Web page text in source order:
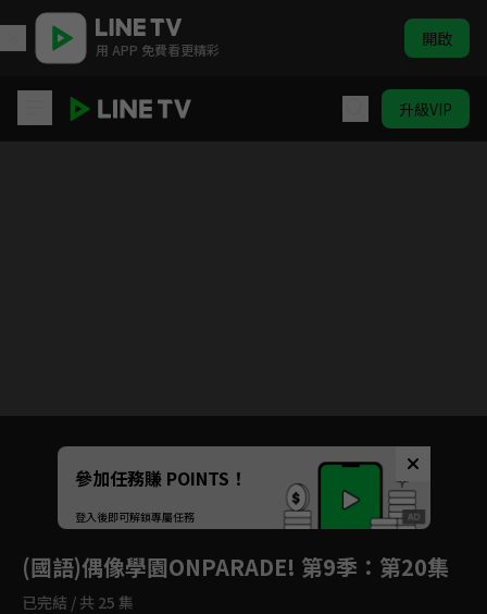
用 APP 免費看更精彩 開啟
升級VIP
Unmute
如有不便請見諒
參加任務賺 POINTS！
登入後即可解鎖專屬任務
(國語)偶像學園ONPARADE! 第9季 ：第20集
已完結 / 共 25 集